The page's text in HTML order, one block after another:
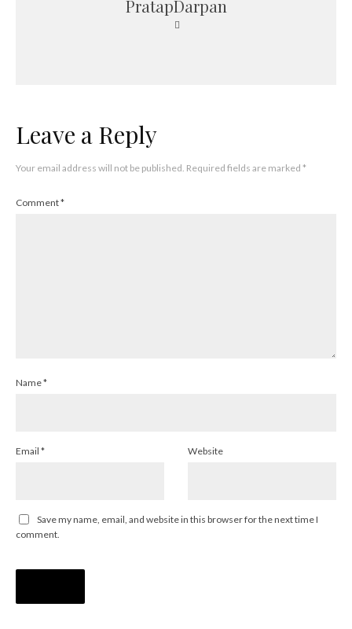
PratapDarpan
Leave a Reply
Your email address will not be published. Required fields are marked *
Comment*
Name*
Email * Website
Save my name, email, and website in this browser for the next time I
comment.